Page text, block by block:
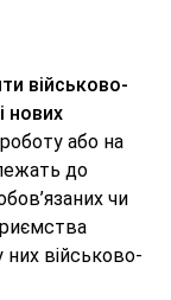
військово-
нових
або на
до
чи
них військово-